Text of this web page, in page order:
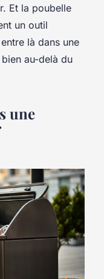
Et la poubelle
un outil
là dans une
au-delà du
une